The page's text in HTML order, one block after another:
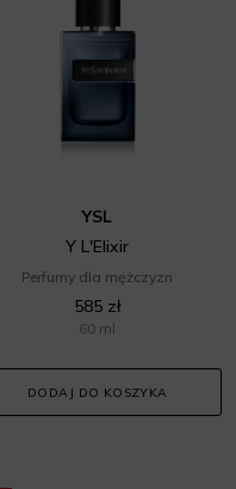
YSL
Y L'Elixir
Perfumy dla mężczyzn
585 zł
60 ml
DODAJ DO KOSZYKA